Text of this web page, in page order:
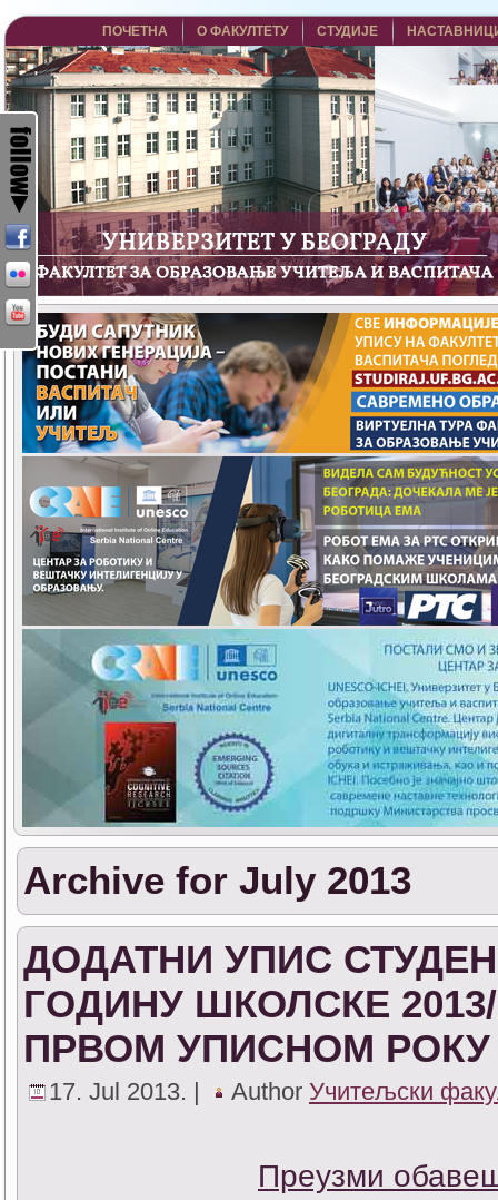
ПОЧЕТНА О ФАКУЛТЕТУ СТУДИЈЕ
Archive for July 2013
ДОДАТНИ УПИС
ГОДИНУ ШКОЛСКЕ
ПРВОМ УПИСНОМ РОКУ
17. Jul 2013. | Author Учитељски
Преузми